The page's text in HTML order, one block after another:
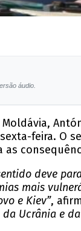
áudio.
feira. O
deve
mais
e Kiev”,
Ucrânia e